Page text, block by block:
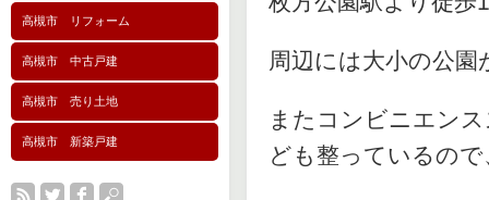
高槻市 リフォーム
高槻市 中古戸建
高槻市 売り土地
高槻市 新築戸建
周辺には大小の公
またコンビニエン
ども整っているので